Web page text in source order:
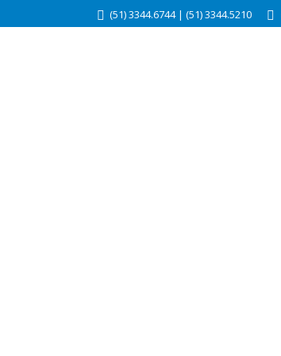
(51) 3344.6744 | (51) 3344.5210